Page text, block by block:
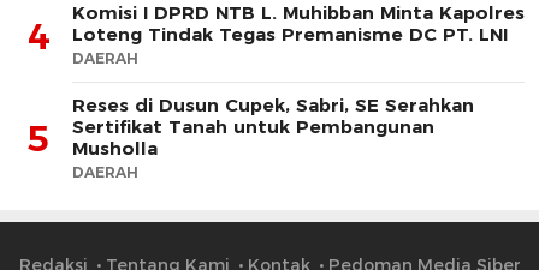
4
Komisi I DPRD NTB L. Muhibban Minta Kapolres
Loteng Tindak Tegas Premanisme DC PT. LNI
DAERAH
5
Reses di Dusun Cupek, Sabri, SE Serahkan
Sertifikat Tanah untuk Pembangunan
Musholla
DAERAH